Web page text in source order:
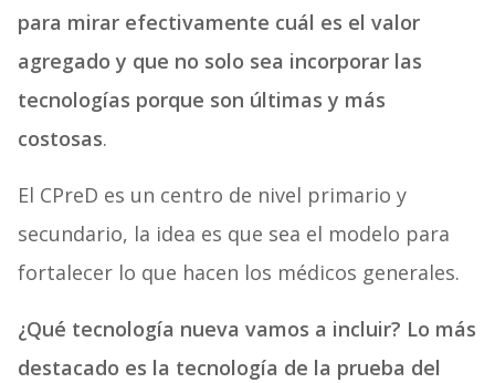
para mirar efectivamente cuál es el valor
agregado y que no solo sea incorporar las
tecnologías porque son últimas y más
costosas.
El CPreD es un centro de nivel primario y
secundario, la idea es que sea el modelo para
fortalecer lo que hacen los médicos generales.
¿Qué tecnología nueva vamos a incluir? Lo más
destacado es la tecnología de la prueba del